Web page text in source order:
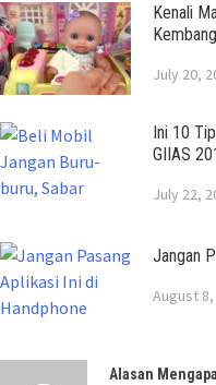
Kenali
July 20,
Ini 10
GIIAS
July 22,
Jangan
August
Alasan